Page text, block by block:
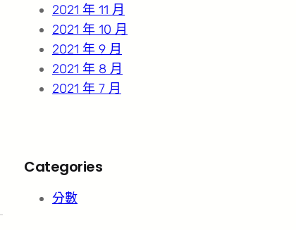
2021 年 11 月
2021 年 10 月
2021 年 9 月
2021 年 8 月
2021 年 7 月
Categories
分數